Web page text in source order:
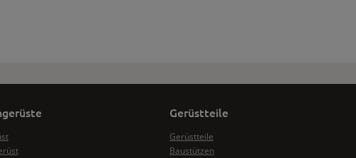
Gerüstteile
Gerüstteile
Baustützen